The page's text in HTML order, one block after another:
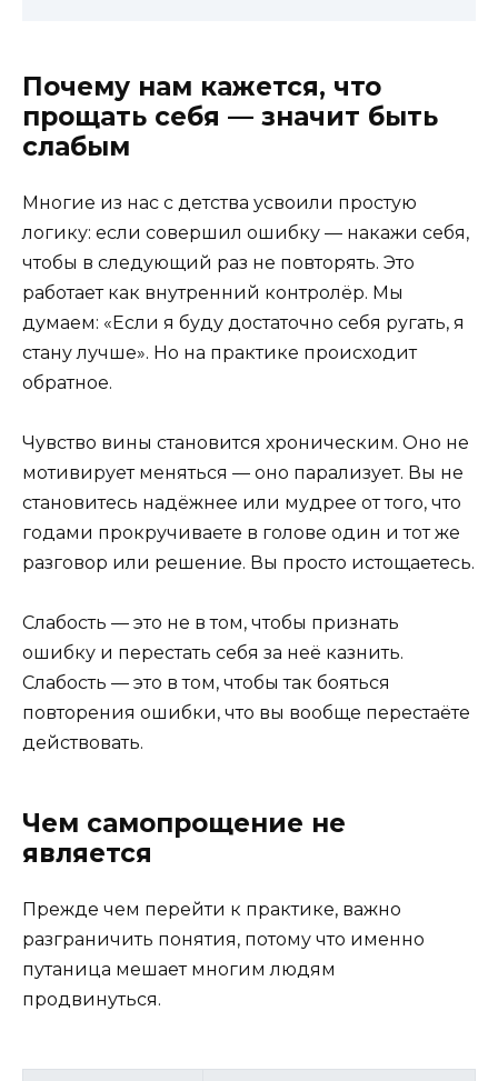
Почему нам кажется, что
прощать себя — значит быть
слабым
Многие из нас с детства усвоили простую
логику: если совершил ошибку — накажи себя,
чтобы в следующий раз не повторять. Это
работает как внутренний контролёр. Мы
думаем: «Если я буду достаточно себя ругать, я
стану лучше». Но на практике происходит
обратное.
Чувство вины становится хроническим. Оно не
мотивирует меняться — оно парализует. Вы не
становитесь надёжнее или мудрее от того, что
годами прокручиваете в голове один и тот же
разговор или решение. Вы просто истощаетесь.
Слабость — это не в том, чтобы признать
ошибку и перестать себя за неё казнить.
Слабость — это в том, чтобы так бояться
повторения ошибки, что вы вообще перестаёте
действовать.
Чем самопрощение не
является
Прежде чем перейти к практике, важно
разграничить понятия, потому что именно
путаница мешает многим людям
продвинуться.